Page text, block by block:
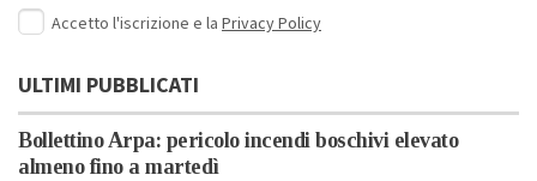
Accetto l'iscrizione e la Privacy Policy
ULTIMI PUBBLICATI
Bollettino Arpa: pericolo incendi boschivi elevato
almeno fino a martedì